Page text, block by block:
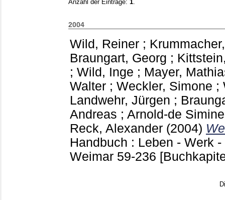
Anzahl der Einträge: 1
2004
Wild, Reiner ;
Braungart, Georg ;
; Wild, Inge ; Mayer,
Walter ; Weckler, Simone ;
Landwehr, Jürgen ;
Andreas ; Arnold-de
Reck, Alexander (2004)
Handbuch : Leben - Werk
Weimar 59-236